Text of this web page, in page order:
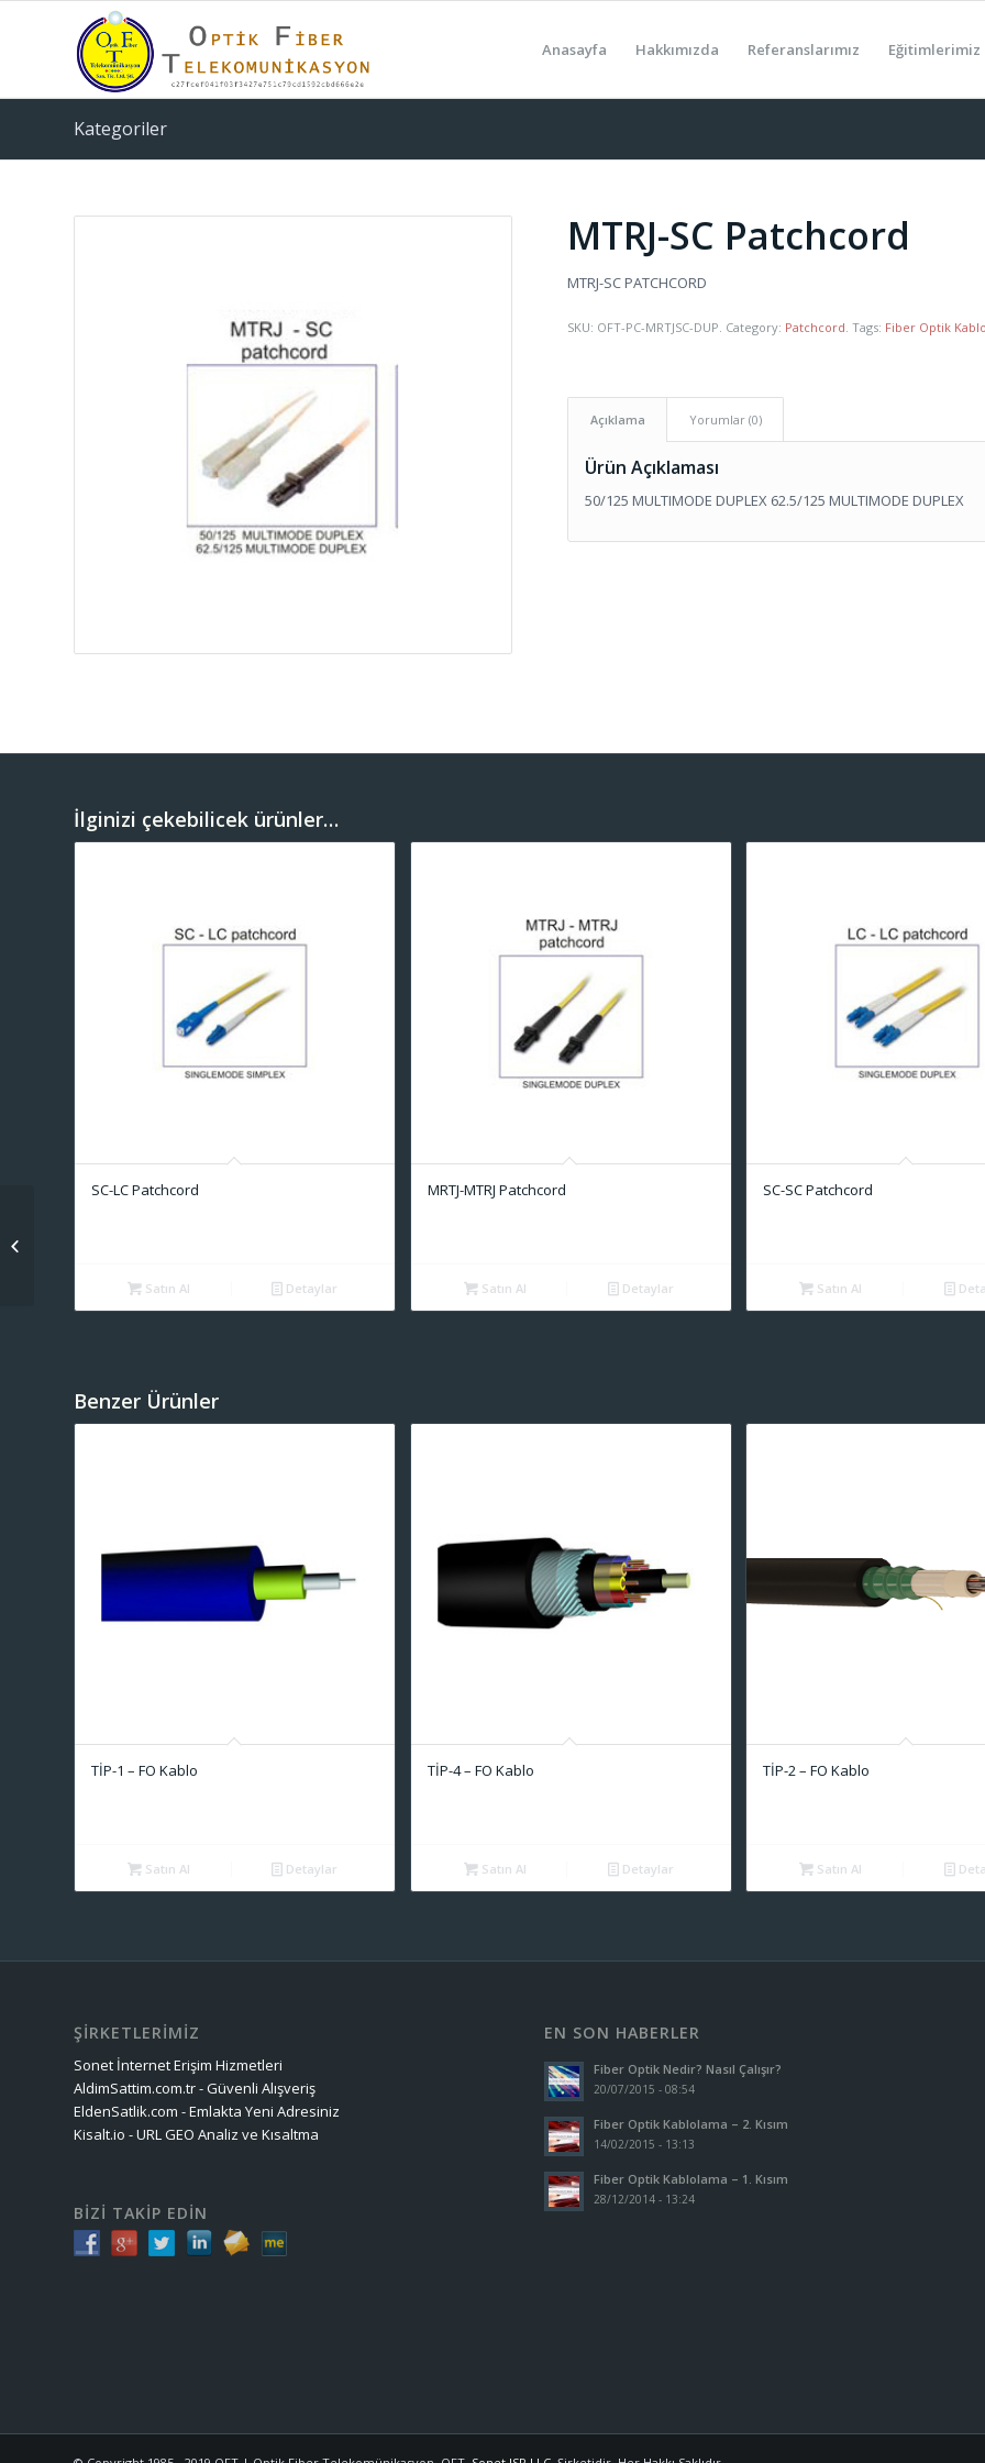
Anasayfa Hakkımızda Referanslarımız Eğitimlerimiz
Kategoriler
MTRJ-SC Patchcord
MTRJ-SC PATCHCORD
SKU: OFT-PC-MRTJSC-DUP. Category: Patchcord. Tags: Fiber Optik
Açıklama Yorumlar (0)
Ürün Açıklaması
50/125 MULTIMODE DUPLEX 62.5/125 MULTIMODE DUPLEX
İlginizi çekebilicek ürünler…
SC-LC Patchcord
Satın Al Detaylar
MRTJ-MTRJ Patchcord
Satın Al Detaylar
SC-SC Patchcord
Satın Al
Benzer Ürünler
TİP-1 – FO Kablo
Satın Al Detaylar
TİP-4 – FO Kablo
Satın Al Detaylar
TİP-2 – FO Kablo
Satın Al
ŞİRKETLERİMİZ
Sonet İnternet Erişim Hizmetleri
AldimSattim.com.tr - Güvenli Alışveriş
EldenSatlik.com - Emlakta Yeni Adresiniz
Kisalt.io - URL GEO Analiz ve Kısaltma
BİZİ TAKİP EDİN
EN SON HABERLER
Fiber Optik Nedir? Nasıl Çalışır?
20/07/2015 - 08:54
Fiber Optik Kablolama – 2. Kısım
14/02/2015 - 13:13
Fiber Optik Kablolama – 1. Kısım
28/12/2014 - 13:24